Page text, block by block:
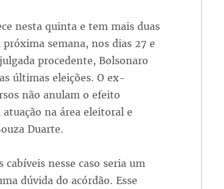
nesta quinta e tem mais duas
próxima semana, nos dias 27 e
procedente, Bolsonaro
últimas eleições. O ex-
não anulam o efeito
na área eleitoral e
Duarte.
nesse caso seria um
dúvida do acórdão. Esse